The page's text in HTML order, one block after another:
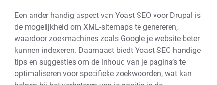
Een ander handig aspect van Yoast SEO voor Drupal is
de mogelijkheid om XML-sitemaps te genereren,
waardoor zoekmachines zoals Google je website beter
kunnen indexeren. Daarnaast biedt Yoast SEO handige
tips en suggesties om de inhoud van je pagina’s te
optimaliseren voor specifieke zoekwoorden, wat kan